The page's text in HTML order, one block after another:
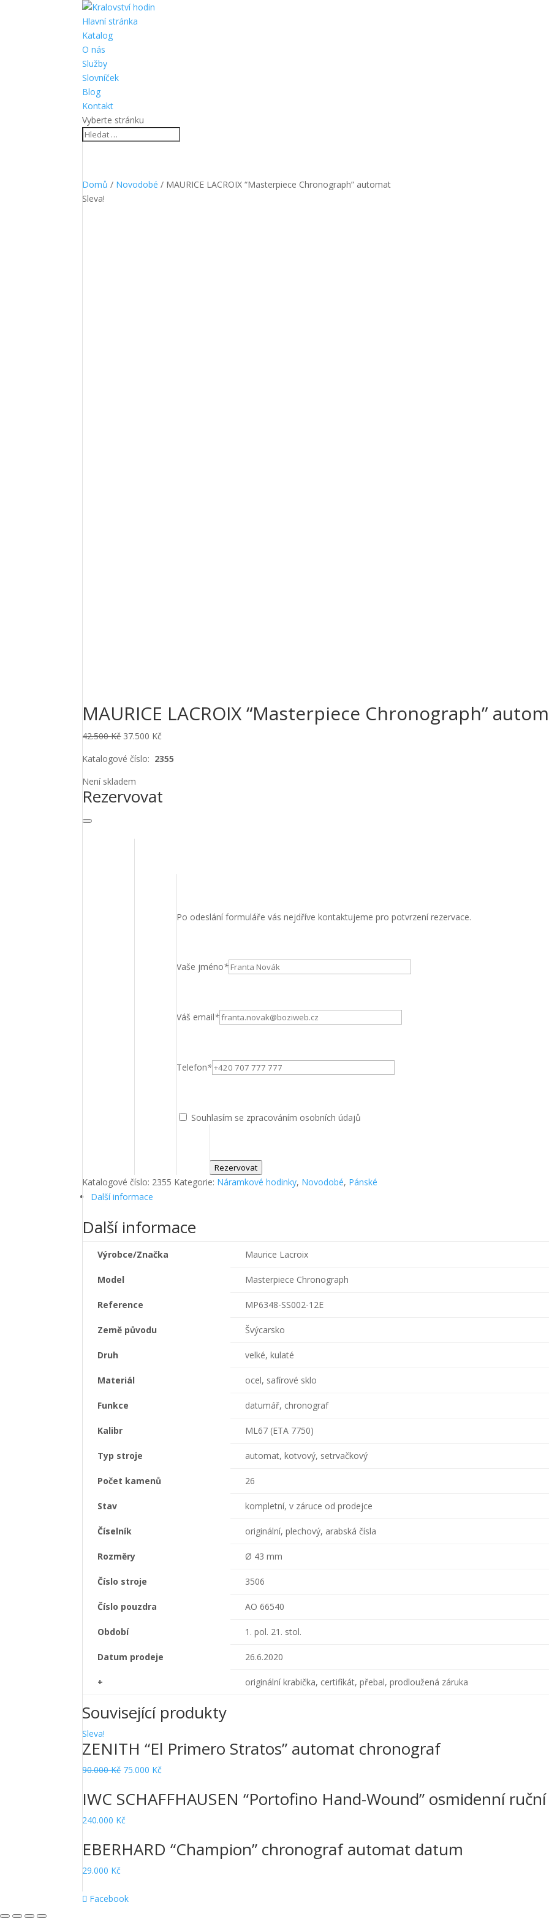
Hlavní stránka
Katalog
O nás
Služby
Slovníček
Blog
Kontakt
Vyberte stránku
Domů / Novodobé / MAURICE LACROIX “Masterpiece Chronograph” automat
Sleva!
MAURICE LACROIX “Masterpiece Chronograph”
42.500Kč Original
was:
42.500 Kč.
37.500 Kč
is:
Katalogové číslo: 2355
Není skladem
Rezervovat
Po odeslání formuláře vás nejdříve kontaktujeme pro potvrzení rezervace.
Vaše jméno*
Váš email*
Telefon*
Souhlasím se zpracováním osobních údajů
Rezervovat
Katalogové číslo: 2355 Kategorie: Náramkové hodinky, Novodobé, Pánské
Další informace
Další informace
Výrobce/Značka Maurice Lacroix
Model Masterpiece Chronograph
Reference MP6348-SS002-12E
Země původu Švýcarsko
Druh velké, kulaté
Materiál ocel, safírové sklo
Funkce datumář, chronograf
Kalibr ML67 (ETA 7750)
Typ stroje automat, kotvový, setrvačkový
Počet kamenů 26
Stav kompletní, v záruce od prodejce
Číselník originální, plechový, arabská čísla
Rozměry Ø 43 mm
Číslo stroje 3506
Číslo pouzdra AO 66540
Období 1. pol. 21. stol.
Datum prodeje 26.6.2020
+ originální krabička, certifikát, přebal, prodloužená záruka
Související produkty
Sleva!
ZENITH “El Primero Stratos” automat chronograf
90.000Kč Original
was:
75.000 Kč
is:
IWC SCHAFFHAUSEN “Portofino Hand-Wound” osmidenní
240.000 Kč
EBERHARD “Champion” chronograf automat datum
29.000 Kč
Facebook